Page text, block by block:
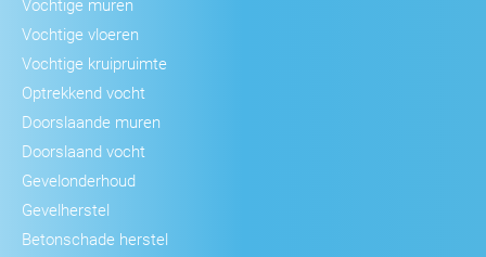
Vochtige vloeren
Vochtige kruipruimte
Optrekkend vocht
Doorslaande muren
Doorslaand vocht
Gevelonderhoud
Gevelherstel
Betonschade herstel